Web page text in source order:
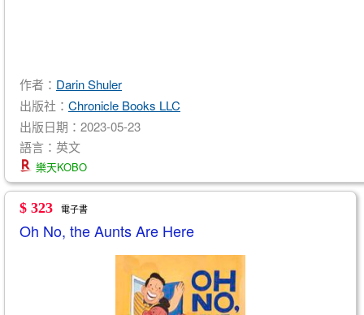
作者： Darin Shuler
出版社： Chronicle Books LLC
出版日期：2023-05-23
語言：英文
樂天KOBO
$ 323 電子書
Oh No, the Aunts Are Here